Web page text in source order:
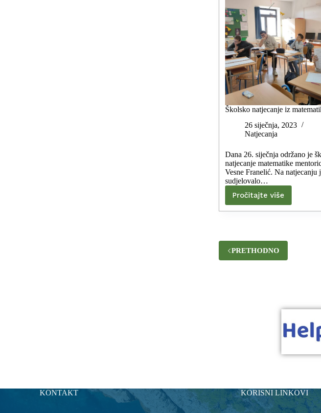
Školsko natjecanje iz
26 siječnja, 2023
Natjecanja
Dana 26. siječnja održano je
natjecanje matematike
Vesne Franelić. Na natjecanju
sudjelovalo…
Pročitajte više
PRETHODNO
KONTAKT KORISNI LINKOVI